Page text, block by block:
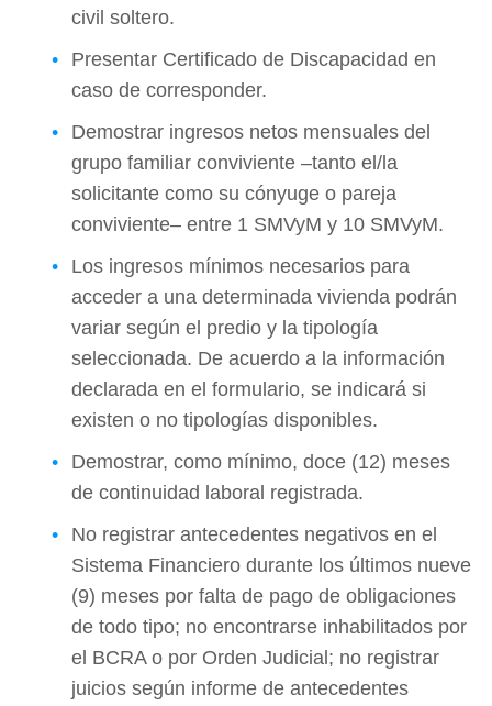
civil soltero.
Presentar Certificado de Discapacidad en
caso de corresponder.
Demostrar ingresos netos mensuales del
grupo familiar conviviente –tanto el/la
solicitante como su cónyuge o pareja
conviviente– entre 1 SMVyM y 10 SMVyM.
Los ingresos mínimos necesarios para
acceder a una determinada vivienda podrán
variar según el predio y la tipología
seleccionada. De acuerdo a la información
declarada en el formulario, se indicará si
existen o no tipologías disponibles.
Demostrar, como mínimo, doce (12) meses
de continuidad laboral registrada.
No registrar antecedentes negativos en el
Sistema Financiero durante los últimos nueve
(9) meses por falta de pago de obligaciones
de todo tipo; no encontrarse inhabilitados por
el BCRA o por Orden Judicial; no registrar
juicios según informe de antecedentes